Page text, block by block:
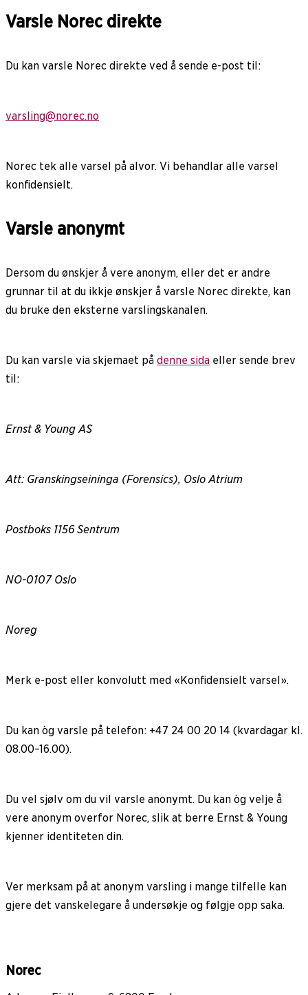
Varsle Norec direkte
Du kan varsle Norec direkte ved å sende e-post til:
varsling@norec.no
Norec tek alle varsel på alvor. Vi behandlar alle varsel
konfidensielt.
Varsle anonymt
Dersom du ønskjer å vere anonym, eller det er andre
grunnar til at du ikkje ønskjer å varsle Norec direkte, kan
du bruke den eksterne varslingskanalen.
Du kan varsle via skjemaet på denne sida eller sende brev
til:
Ernst & Young AS
Att: Granskingseininga (Forensics), Oslo Atrium
Postboks 1156 Sentrum
NO-0107 Oslo
Noreg
Merk e-post eller konvolutt med «Konfidensielt varsel».
Du kan òg varsle på telefon: +47 24 00 20 14 (kvardagar kl.
08.00–16.00).
Du vel sjølv om du vil varsle anonymt. Du kan òg velje å
vere anonym overfor Norec, slik at berre Ernst & Young
kjenner identiteten din.
Ver merksam på at anonym varsling i mange tilfelle kan
gjere det vanskelegare å undersøkje og følgje opp saka.
Norec